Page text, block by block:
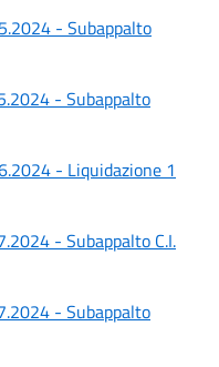
- Subappalto
- Subappalto
- Liquidazione 1
- Subappalto C.I.
- Subappalto